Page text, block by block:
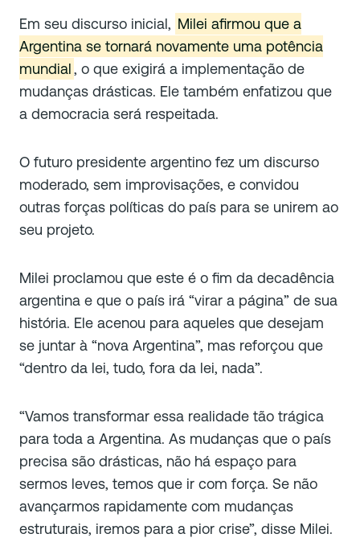
Em seu discurso inicial, Milei afirmou que a
Argentina se tornará novamente uma potência
mundial , o que exigirá a implementação de
mudanças drásticas. Ele também enfatizou que
a democracia será respeitada.
O futuro presidente argentino fez um discurso
moderado, sem improvisações, e convidou
outras forças políticas do país para se unirem ao
seu projeto.
Milei proclamou que este é o fim da decadência
argentina e que o país irá “virar a página” de sua
história. Ele acenou para aqueles que desejam
se juntar à “nova Argentina”, mas reforçou que
“dentro da lei, tudo, fora da lei, nada”.
“Vamos transformar essa realidade tão trágica
para toda a Argentina. As mudanças que o país
precisa são drásticas, não há espaço para
sermos leves, temos que ir com força. Se não
avançarmos rapidamente com mudanças
estruturais, iremos para a pior crise”, disse Milei.